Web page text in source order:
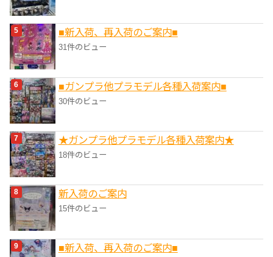
■新入荷、再入荷のご案内■
31件のビュー
■ガンプラ他プラモデル各種入荷案内■
30件のビュー
★ガンプラ他プラモデル各種入荷案内★
18件のビュー
新入荷のご案内
15件のビュー
■新入荷、再入荷のご案内■